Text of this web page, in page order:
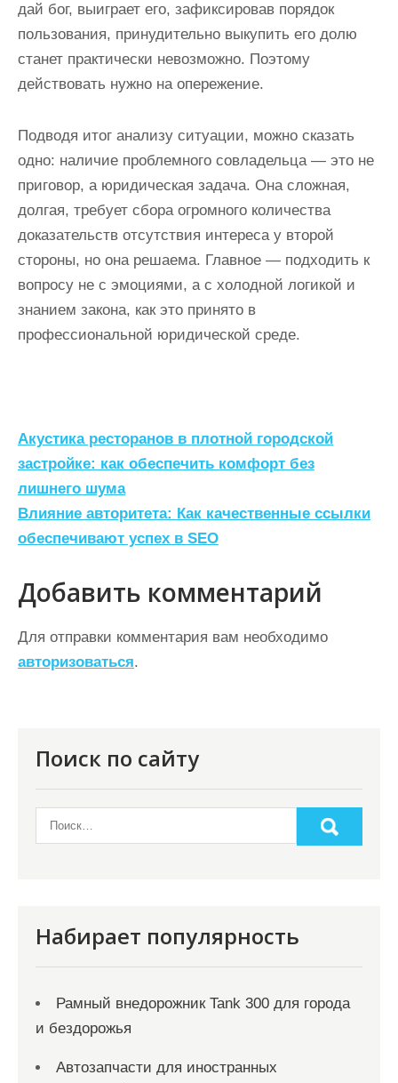
дай бог, выиграет его, зафиксировав порядок
пользования, принудительно выкупить его долю
станет практически невозможно. Поэтому
действовать нужно на опережение.
Подводя итог анализу ситуации, можно сказать
одно: наличие проблемного совладельца — это не
приговор, а юридическая задача. Она сложная,
долгая, требует сбора огромного количества
доказательств отсутствия интереса у второй
стороны, но она решаема. Главное — подходить к
вопросу не с эмоциями, а с холодной логикой и
знанием закона, как это принято в
профессиональной юридической среде.
Н
а
в
и
а
ц
и
я
Акустика ресторанов в плотной городской
застройке: как обеспечить комфорт без
лишнего шума
Влияние авторитета: Как качественные ссылки
обеспечивают успех в SEO
Добавить комментарий
Для отправки комментария вам необходимо
авторизоваться.
Поиск по сайту
Набирает популярность
Рамный внедорожник Tank 300 для города
и бездорожья
Автозапчасти для иностранных